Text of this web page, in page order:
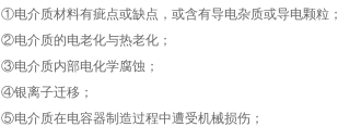
①电介质材料有疵点或缺点，或含有导电杂质或导电颗粒；
②电介质的电老化与热老化；
③电介质内部电化学腐蚀；
④银离子迁移；
⑤电介质在电容器制造过程中遭受机械损伤；